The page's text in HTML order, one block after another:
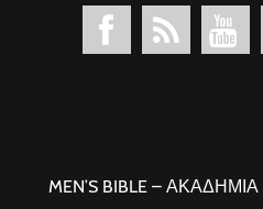
MEN’S BIBLE –